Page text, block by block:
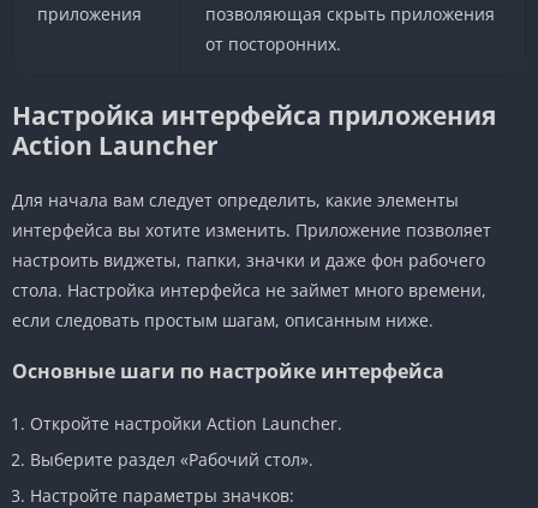
приложения
позволяющая скрыть приложения
от посторонних.
Настройка интерфейса приложения
Action Launcher
Для начала вам следует определить, какие элементы
интерфейса вы хотите изменить. Приложение позволяет
настроить виджеты, папки, значки и даже фон рабочего
стола. Настройка интерфейса не займет много времени,
если следовать простым шагам, описанным ниже.
Основные шаги по настройке интерфейса
Откройте настройки Action Launcher.
Выберите раздел «Рабочий стол».
Настройте параметры значков: